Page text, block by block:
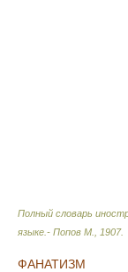
Полный словарь
языке.- Попов М.
1907.
ФАНАТИЗМ